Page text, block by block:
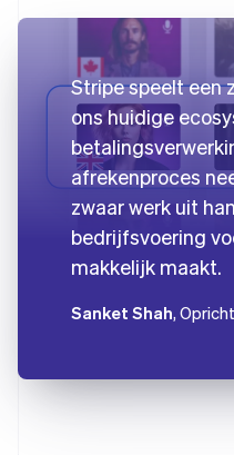
Stripe speelt een
ons huidige
afrekenproces
zwaar werk uit
bedrijfsvoering
makkelijk maakt.
Sanket Shah,